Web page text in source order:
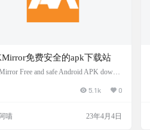
免费安全的apk下载站
Free and safe Android APK downlo
网站
5.1k 0
阿喵 23年4月4日